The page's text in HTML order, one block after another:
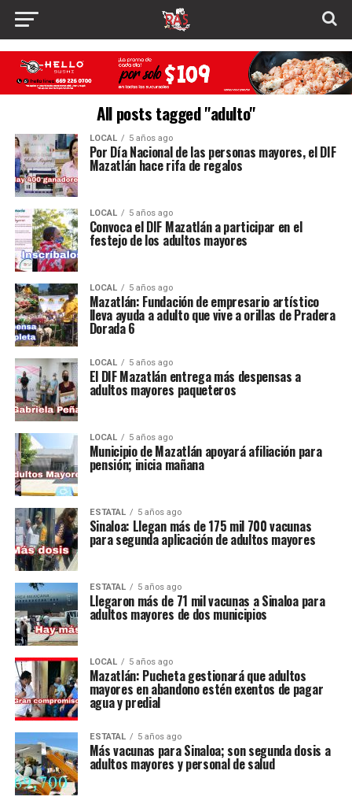
All posts tagged "adulto"
LOCAL 5 años ago
Por Día Nacional de las personas mayores, el DIF
Mazatlán hace rifa de regalos
LOCAL 5 años ago
Convoca el DIF Mazatlán a participar en el
festejo de los adultos mayores
LOCAL 5 años ago
Mazatlán: Fundación de empresario artístico
lleva ayuda a adulto que vive a orillas de Pradera
Dorada 6
LOCAL 5 años ago
El DIF Mazatlán entrega más despensas a
adultos mayores paqueteros
LOCAL 5 años ago
Municipio de Mazatlán apoyará afiliación para
pensión; inicia mañana
ESTATAL 5 años ago
Sinaloa: Llegan más de 175 mil 700 vacunas
para segunda aplicación de adultos mayores
ESTATAL 5 años ago
Llegaron más de 71 mil vacunas a Sinaloa para
adultos mayores de dos municipios
LOCAL 5 años ago
Mazatlán: Pucheta gestionará que adultos
mayores en abandono estén exentos de pagar
agua y predial
ESTATAL 5 años ago
Más vacunas para Sinaloa; son segunda dosis a
adultos mayores y personal de salud